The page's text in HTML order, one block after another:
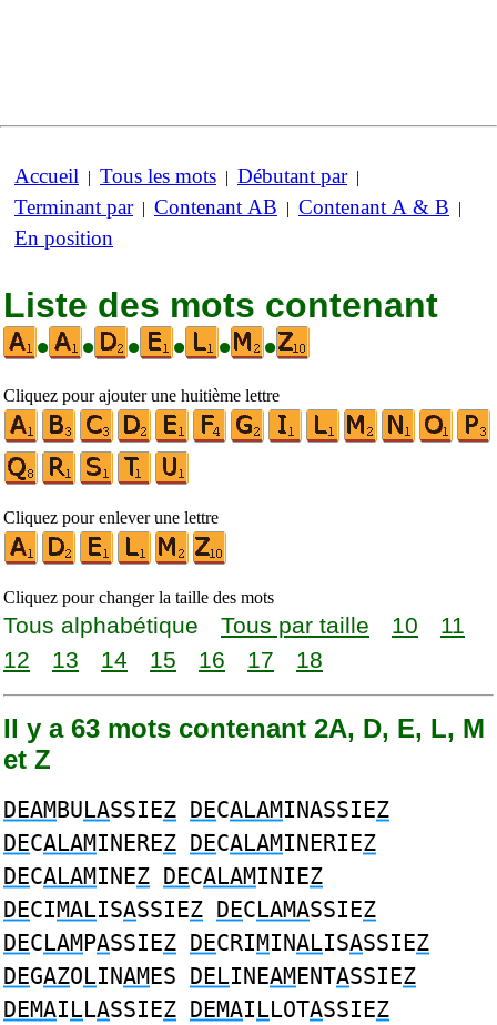
Accueil | Tous les mots | Débutant par|
Terminant par| Contenant AB | Contenant A & B |
En position
Liste des mots contenant
•
• • • • •
Cliquez pour ajouter une huitième lettre
Cliquez pour enlever une lettre
Cliquez pour changer la taille des mots
Tous alphabétique Tous par taille 10
11
12
13 14 15 16 17 18
Il y a 63 mots contenant 2A, D, E, L, M
et Z
DEAMBULASSIEZ DECALAMINASSIEZ
DECALAMINEREZ DECALAMINERIEZ
DECALAMINEZ DECALAMINIEZ
DECIMALISASSIEZ DECLAMASSIEZ
DECLAMPASSIEZ DECRIMINALISASSIEZ
DEGAZOLINAMES DELINEAMENTASSIEZ
DEMAILLASSIEZ DEMAILLOTASSIEZ